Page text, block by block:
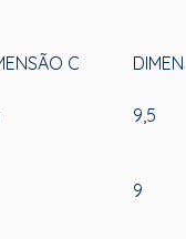
C
9,5
9